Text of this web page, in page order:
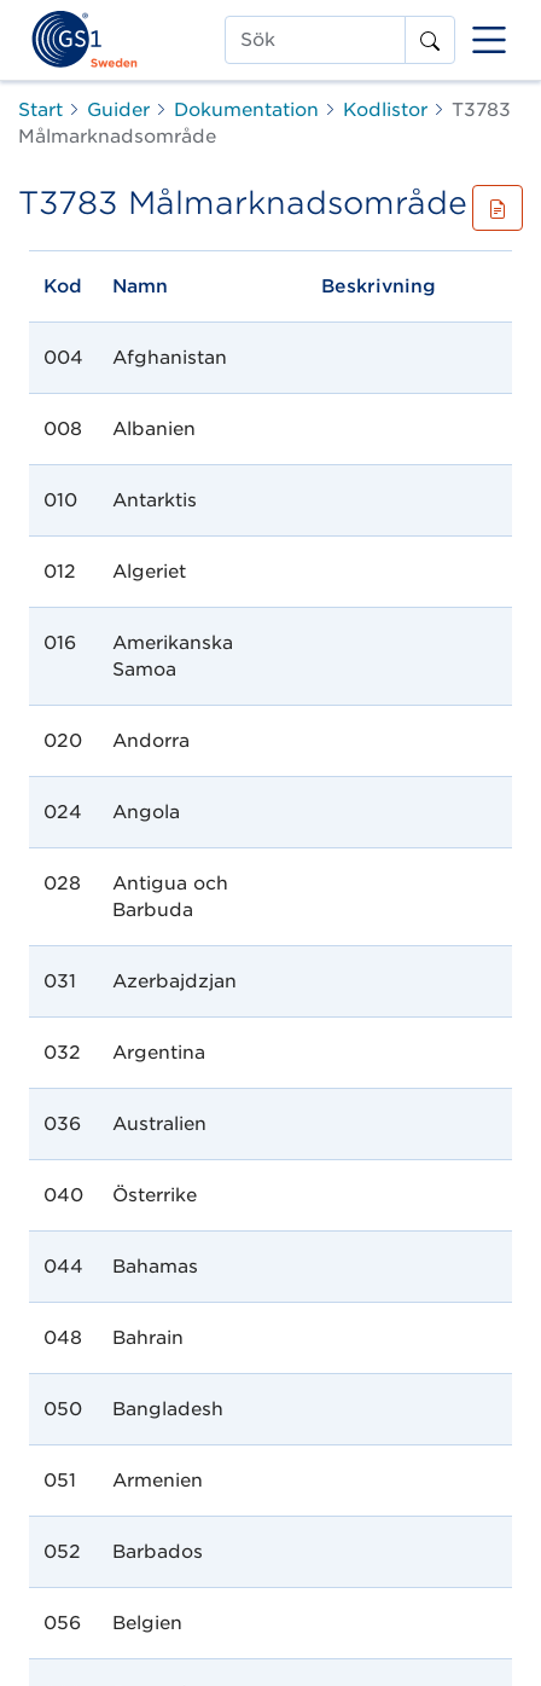
Sök
Start Guider Dokumentation Kodlistor
T3783
Målmarknadsområde
T3783 Målmarknadsområde
Kod Namn Beskrivning
004 Afghanistan
008 Albanien
010 Antarktis
012 Algeriet
016
Amerikanska
Samoa
020 Andorra
024 Angola
028
Antigua och
Barbuda
031 Azerbajdzjan
032 Argentina
036 Australien
040 Österrike
044 Bahamas
048 Bahrain
050 Bangladesh
051 Armenien
052 Barbados
056 Belgien